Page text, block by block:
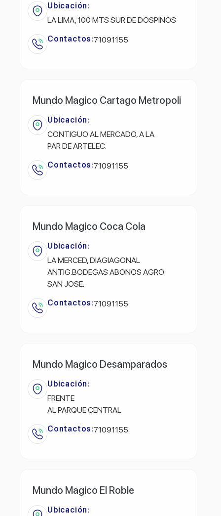
Ubicación:
LA LIMA, 100 MTS SUR DE DOSPINOS
Contactos:71091155
Mundo Magico Cartago Metropoli
Ubicación:
CONTIGUO AL MERCADO, A LA
PAR DE ARTELEC.
Contactos:71091155
Mundo Magico Coca Cola
Ubicación:
LA MERCED, DIAGIAGONAL
ANTIG.BODEGAS ABONOS AGRO
SAN JOSE.
Contactos:71091155
Mundo Magico Desamparados
Ubicación:
FRENTE
AL PARQUE CENTRAL
Contactos:71091155
Mundo Magico El Roble
Ubicación: